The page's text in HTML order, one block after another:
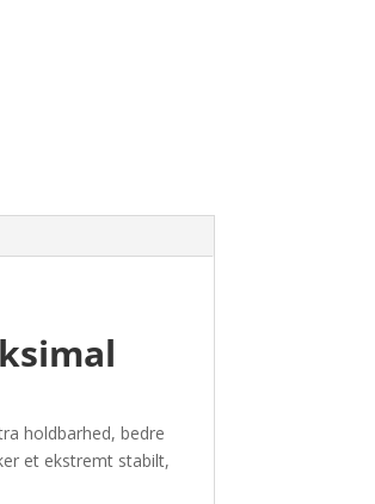
holdbarhed, bedre
et ekstremt stabilt,